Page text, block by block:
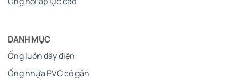
DANH MỤC
Ống luồn dây điện
Ống nhựa PVC có gân